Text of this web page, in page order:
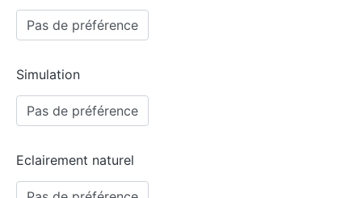
Simulation
Eclairement naturel